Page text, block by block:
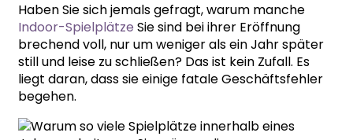
Haben Sie sich jemals gefragt, warum manche
Indoor-Spielplätze Sie sind bei ihrer Eröffnung
brechend voll, nur um weniger als ein Jahr später
still und leise zu schließen? Das ist kein Zufall. Es
liegt daran, dass sie einige fatale Geschäftsfehler
begehen.